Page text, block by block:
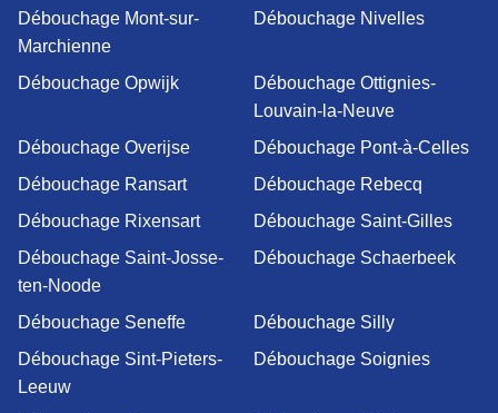
Débouchage Mont-sur-
Marchienne
Débouchage Nivelles
Débouchage Opwijk
Débouchage Ottignies-
Louvain-la-Neuve
Débouchage Overijse
Débouchage Pont-à-Celles
Débouchage Ransart
Débouchage Rebecq
Débouchage Rixensart
Débouchage Saint-Gilles
Débouchage Saint-Josse-
ten-Noode
Débouchage Schaerbeek
Débouchage Seneffe
Débouchage Silly
Débouchage Sint-Pieters-
Leeuw
Débouchage Soignies